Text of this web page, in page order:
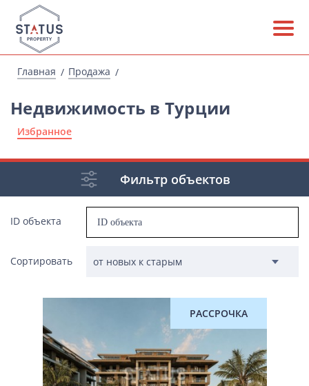
Главная Продажа
Недвижимость в Турции
Избранное
Фильтр объектов
ID объекта
Сортировать
РАССРОЧКА